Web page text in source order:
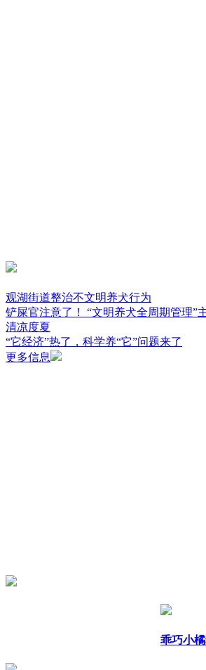
观湖街道整治不文明养犬行为
铲屎官注意了！ “文明养犬全周期管理”
清凉度夏
“它经济”热了，科学养“它”问题来了
更多信息
乖巧小